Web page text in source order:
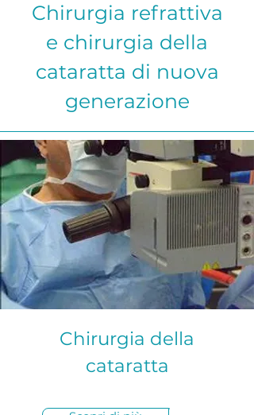
Chirurgia refrattiva
e chirurgia della
cataratta di nuova
generazione
Chirurgia della
cataratta